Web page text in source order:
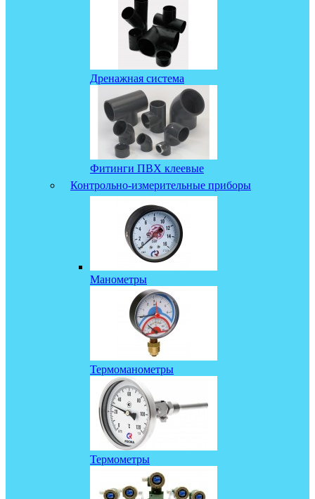
Дренажная система
Фитинги ПВХ клеевые
Контрольно-измерительные приборы
Манометры
Термоманометры
Термометры